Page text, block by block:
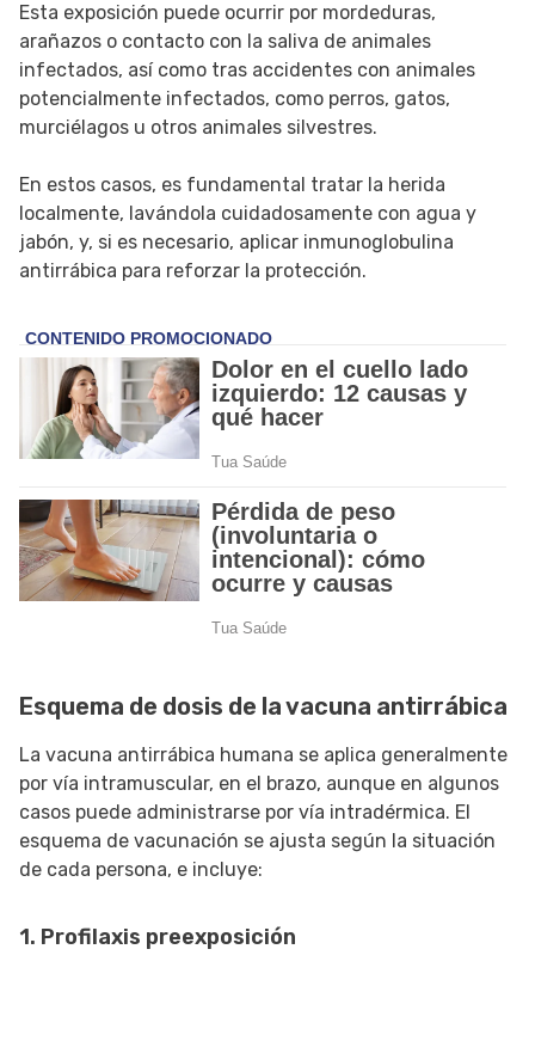
Esta exposición puede ocurrir por mordeduras,
arañazos o contacto con la saliva de animales
infectados, así como tras accidentes con animales
potencialmente infectados, como perros, gatos,
murciélagos u otros animales silvestres.
En estos casos, es fundamental tratar la herida
localmente, lavándola cuidadosamente con agua y
jabón, y, si es necesario, aplicar inmunoglobulina
antirrábica para reforzar la protección.
Esquema de dosis de la vacuna antirrábica
La vacuna antirrábica humana se aplica generalmente
por vía intramuscular, en el brazo, aunque en algunos
casos puede administrarse por vía intradérmica. El
esquema de vacunación se ajusta según la situación
de cada persona, e incluye:
1. Profilaxis preexposición